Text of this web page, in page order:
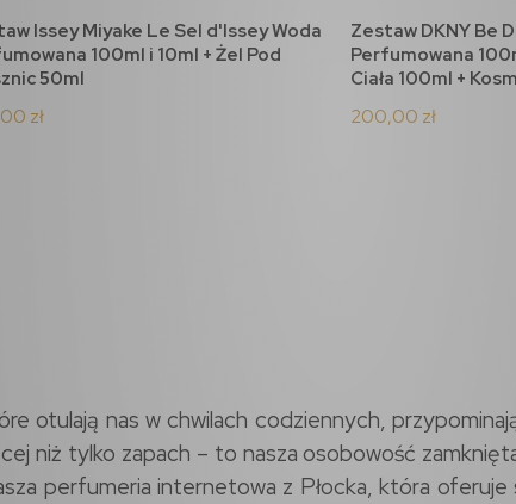
do koszyka
Issey Miyake Le Sel d'Issey Woda
100ml i 10ml + Żel Pod
50ml
zł
do
Zestaw DKNY Be
Perfumowana
Ciała 100ml +
200,00 zł
otulają nas w chwilach codziennych,
niż tylko zapach – to nasza osobowość
perfumeria internetowa z Płocka, która